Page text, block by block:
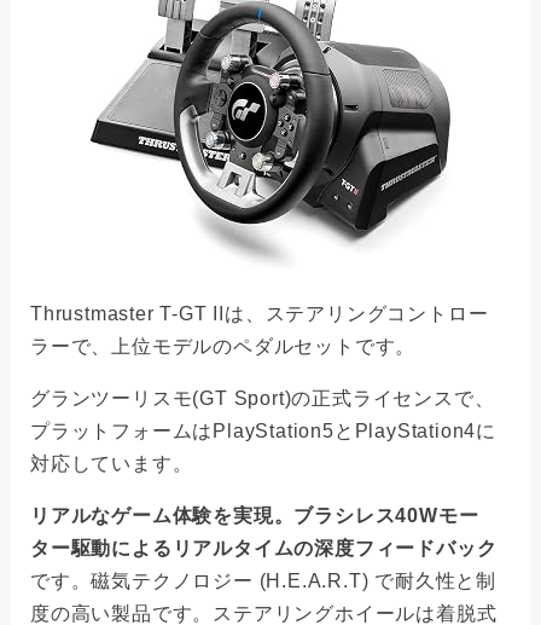
Thrustmaster T-GT IIは、ステアリングコントロー
ラーで、上位モデルのペダルセットです。
グランツーリスモ(GT Sport)の正式ライセンスで、
プラットフォームはPlayStation5とPlayStation4に
対応しています。
リアルなゲーム体験を実現。ブラシレス40Wモー
ター駆動によるリアルタイムの深度フィードバック
です。磁気テクノロジー (H.E.A.R.T) で耐久性と制
度の高い製品です。ステアリングホイールは着脱式